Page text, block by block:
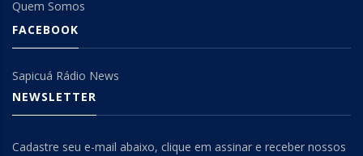
Quem Somos
FACEBOOK
Sapicuá Rádio News
NEWSLETTER
Cadastre seu e-mail abaixo, clique em assinar e receber nossos